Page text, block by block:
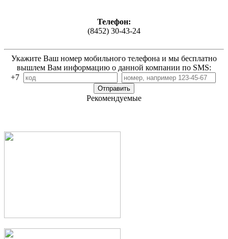
Телефон:
(8452) 30-43-24
Укажите Ваш номер мобильного телефона и мы бесплатно
вышлем Вам информацию о данной компании по SMS:
+7
Рекомендуемые